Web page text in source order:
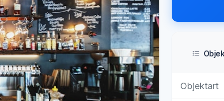
Objektart